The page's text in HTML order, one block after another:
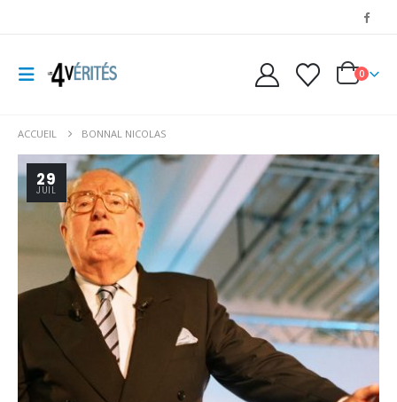
0
ACCUEIL BONNAL NICOLAS
29
JUIL